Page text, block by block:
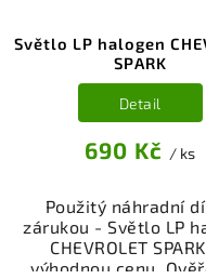
Světlo LP halogen
SPARK
690 Kč / ks
Detail
Použitý náhradní
zárukou - Světlo LP
CHEVROLET
výhodnou cenu.